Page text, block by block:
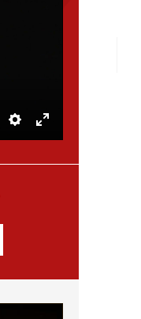
Settings
Enter
fullscreen